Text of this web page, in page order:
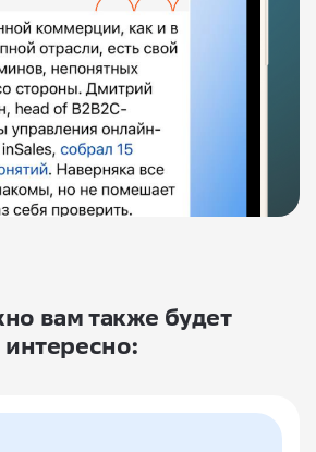
вам также будет
интересно: